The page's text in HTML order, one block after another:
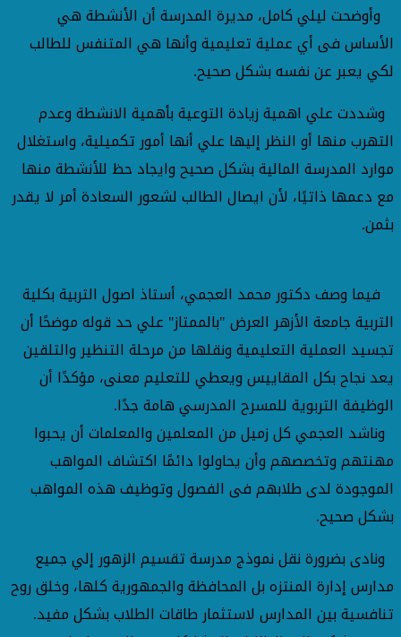
وأوضحت ليلي كامل، مديرة المدرسة أن الأنشطة هي
الأساس فى أي عملية تعليمية وأنها هي المتنفس للطالب
لكي يعبر عن نفسه بشكل صحيح.
وشددت علي اهمية زيادة التوعية بأهمية الانشطة وعدم
التهرب منها أو النظر إليها علي أنها أمور تكميلية، واستغلال
موارد المدرسة المالية بشكل صحيح وايجاد حظ للأنشطة منها
مع دعمها ذاتيًا، لأن ايصال الطالب لشعور السعادة أمر لا يقدر
بثمن.
فيما وصف دكتور محمد العجمي، أستاذ اصول التربية بكلية
التربية جامعة الأزهر العرض "بالممتاز" علي حد قوله موضحًا أن
تجسيد العملية التعليمية ونقلها من مرحلة التنظير والتلقين
يعد نجاح بكل المقاييس ويعطي للتعليم معنى، مؤكدًا أن
الوظيفة التربوية للمسرح المدرسي هامة جدًا.
وناشد العجمي كل زميل من المعلمين والمعلمات أن يحبوا
مهنتهم وتخصصهم وأن يحاولوا دائمًا اكتشاف المواهب
الموجودة لدى طلابهم فى الفصول وتوظيف هذه المواهب
بشكل صحيح.
ونادى بضرورة نقل نموذج مدرسة تقسيم الزهور إلي جميع
مدارس إدارة المنتزه بل المحافظة والجمهورية كلها، وخلق روح
تنافسية بين المدارس لاستثمار طاقات الطلاب بشكل مفيد.